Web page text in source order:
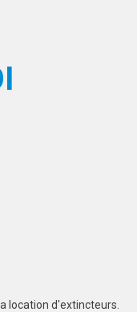
location d'extincteurs.